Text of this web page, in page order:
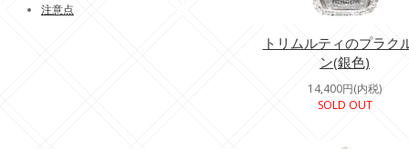
トリムルティのプラク
ン(銀色)
14,400円(内税)
SOLD OUT
注意点